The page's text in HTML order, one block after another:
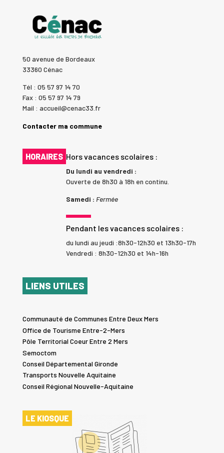
50 avenue de Bordeaux
33360 Cénac
Tél : 05 57 97 14 70
Fax : 05 57 97 14 79
Mail : accueil@cenac33.fr
Contacter ma commune
HORAIRES Hors vacances scolaires :
Du lundi au vendredi :
Ouverte de 8h30 à 18h en continu.
Samedi : Fermée
Pendant les vacances scolaires :
du lundi au jeudi :8h30-12h30 et 13h30-17h
Vendredi : 8h30-12h30 et 14h-16h
LIENS UTILES
Communauté de Communes Entre Deux Mers
Office de Tourisme Entre-2-Mers
Pôle Territorial Coeur Entre 2 Mers
Semoctom
Conseil Départemental Gironde
Transports Nouvelle Aquitaine
Conseil Régional Nouvelle-Aquitaine
LE KIOSQUE